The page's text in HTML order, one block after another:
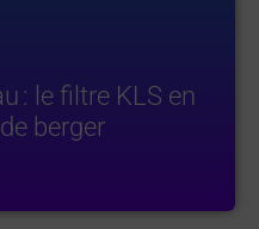
: le filtre KLS en
berger